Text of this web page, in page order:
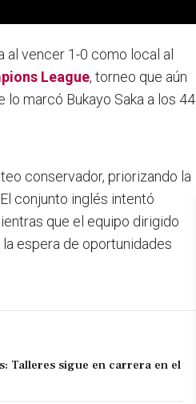
al vencer 1-0 como local al
League, torneo que aún
lo marcó Bukayo Saka a los 44
conservador, priorizando la
conjunto inglés intentó
que el equipo dirigido
espera de oportunidades
Talleres sigue en carrera en el